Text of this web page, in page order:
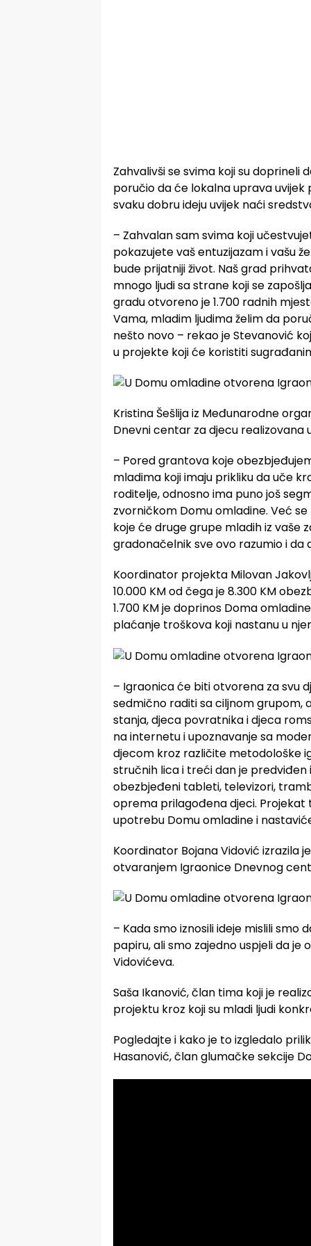
Zahvalivši se svima koji su doprineli
poručio da će lokalna uprava
svaku dobru ideju uvijek naći
– Zahvalan sam svima koji
pokazujete vaš entuzijazam i vašu
bude prijatniji život. Naš grad
mnogo ljudi sa strane koji se
gradu otvoreno je 1.700 radnih
Vama, mladim ljudima želim da
nešto novo – rekao je Stevanović
u projekte koji će koristiti
Kristina Šešlija iz Međunarodne
Dnevni centar za djecu realizovana
– Pored grantova koje
mladima koji imaju prikliku da uče
roditelje, odnosno ima puno još
zvorničkom Domu omladine. Već
koje će druge grupe mladih iz vaše
gradonačelnik sve ovo razumio i da
Koordinator projekta Milovan
10.000 KM od čega je 8.300 KM
1.700 KM je doprinos Doma
plaćanje troškova koji nastanu u
– Igraonica će biti otvorena za svu
sedmično raditi sa ciljnom grupom,
stanja, djeca povratnika i djeca
na internetu i upoznavanje sa
djecom kroz različite metodološke
stručnih lica i treći dan je predviđen
obezbjeđeni tableti, televizori,
oprema prilagođena djeci. Projekat
upotrebu Domu omladine i
Koordinator Bojana Vidović izrazila
otvaranjem Igraonice Dnevnog
– Kada smo iznosili ideje mislili smo
papiru, ali smo zajedno uspjeli da
Vidovićeva.
Saša Ikanović, član tima koji je
projektu kroz koji su mladi ljudi
Pogledajte i kako je to izgledalo
Hasanović, član glumačke sekcije